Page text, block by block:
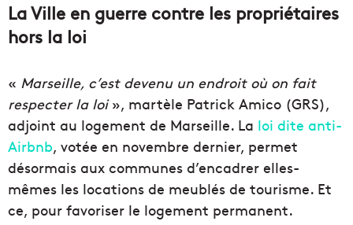
La Ville en guerre contre les propriétaires
hors la loi
« Marseille, c’est devenu un endroit où on fait
respecter la loi», martèle Patrick Amico (GRS),
adjoint au logement de Marseille. La loi dite anti-
Airbnb, votée en novembre dernier, permet
désormais aux communes d’encadrer elles-
mêmes les locations de meublés de tourisme. Et
ce, pour favoriser le logement permanent.